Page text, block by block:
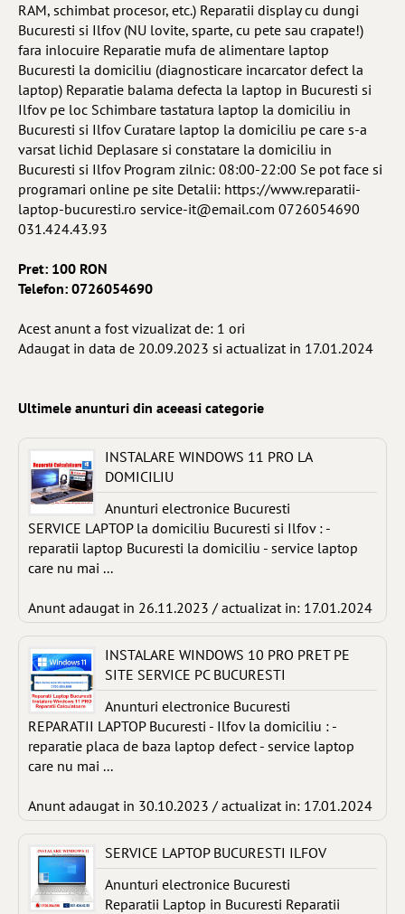
RAM, schimbat procesor, etc.) Reparatii display cu dungi
Bucuresti si Ilfov (NU lovite, sparte, cu pete sau crapate!)
fara inlocuire Reparatie mufa de alimentare laptop
Bucuresti la domiciliu (diagnosticare incarcator defect la
laptop) Reparatie balama defecta la laptop in Bucuresti si
Ilfov pe loc Schimbare tastatura laptop la domiciliu in
Bucuresti si Ilfov Curatare laptop la domiciliu pe care s-a
varsat lichid Deplasare si constatare la domiciliu in
Bucuresti si Ilfov Program zilnic: 08:00-22:00 Se pot face si
programari online pe site Detalii: https://www.reparatii-
laptop-bucuresti.ro service-it@email.com 0726054690
031.424.43.93
Pret: 100 RON
Telefon: 0726054690
Acest anunt a fost vizualizat de: 1 ori
Adaugat in data de 20.09.2023 si actualizat in 17.01.2024
Ultimele anunturi din aceeasi categorie
INSTALARE WINDOWS 11 PRO LA
DOMICILIU
Anunturi electronice Bucuresti
SERVICE LAPTOP la domiciliu Bucuresti si Ilfov : -
reparatii laptop Bucuresti la domiciliu - service laptop
care nu mai ...
Anunt adaugat in 26.11.2023 / actualizat in: 17.01.2024
INSTALARE WINDOWS 10 PRO PRET PE
SITE SERVICE PC BUCURESTI
Anunturi electronice Bucuresti
REPARATII LAPTOP Bucuresti - Ilfov la domiciliu : -
reparatie placa de baza laptop defect - service laptop
care nu mai ...
Anunt adaugat in 30.10.2023 / actualizat in: 17.01.2024
SERVICE LAPTOP BUCURESTI ILFOV
Anunturi electronice Bucuresti
Reparatii Laptop in Bucuresti Reparatii